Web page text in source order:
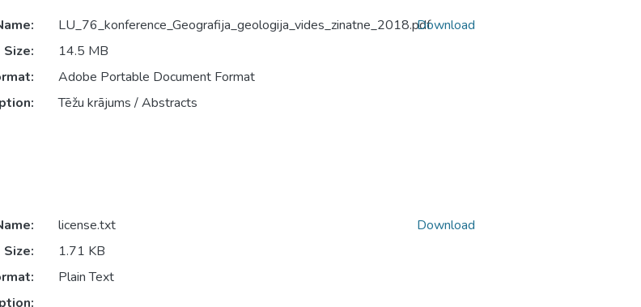
LU_76_konference_Geografija_geologija_vides_zinatne_2018.pdf
Size:
14.5 MB
Adobe Portable Document Format
Tēžu krājums / Abstracts
Download
license.txt
Size:
1.71 KB
Plain Text
Download